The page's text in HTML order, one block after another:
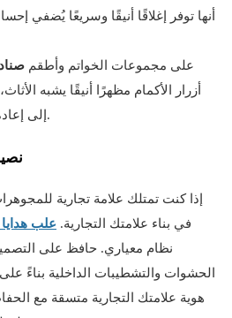
أنها توفر إغلاقًا أنيقًا وسريعًا يُضفي
على مجموعات الخواتم وأطقم
أزرار الأكمام مظهرًا أنيقًا يشبه
إلى إعادة استخدامه للتخزين.
إذا كنت تمتلك علامة تجارية
في بناء علامتك التجارية. علب
نظام معياري. حافظ على
الحشوات والتشطيبات الداخلية بناءً
هوية علامتك التجارية متسقة مع